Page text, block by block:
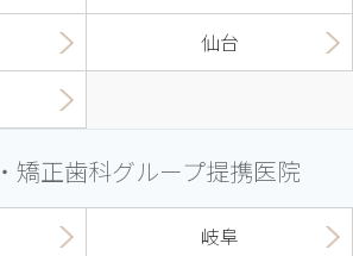
仙台
矯正歯科グループ提携医院
岐阜